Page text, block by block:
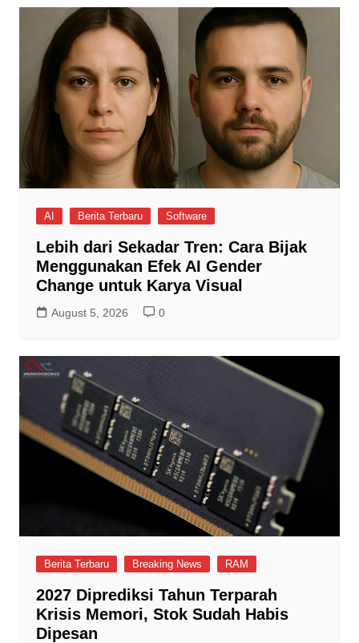
AI Berita Terbaru Software
Lebih dari Sekadar Tren: Cara Bijak
Menggunakan Efek AI Gender
Change untuk Karya Visual
August 5, 2026 0
Berita Terbaru Breaking News RAM
2027 Diprediksi Tahun Terparah
Krisis Memori, Stok Sudah Habis
Dipesan